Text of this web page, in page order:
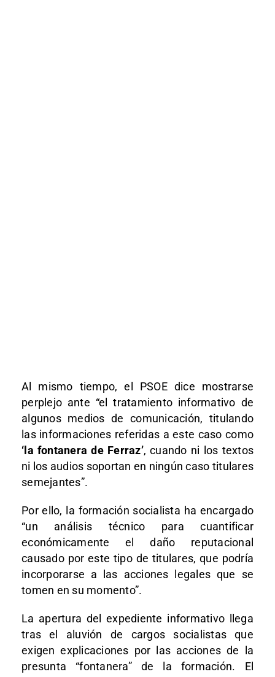
Al mismo tiempo, el PSOE dice mostrarse
perplejo ante “el tratamiento informativo de
algunos medios de comunicación, titulando
las informaciones referidas a este caso como
‘la fontanera de Ferraz’, cuando ni los textos
ni los audios soportan en ningún caso titulares
semejantes”.
Por ello, la formación socialista ha encargado
“un análisis técnico para cuantificar
económicamente el daño reputacional
causado por este tipo de titulares, que podría
incorporarse a las acciones legales que se
tomen en su momento”.
La apertura del expediente informativo llega
tras el aluvión de cargos socialistas que
exigen explicaciones por las acciones de la
presunta “fontanera” de la formación. El